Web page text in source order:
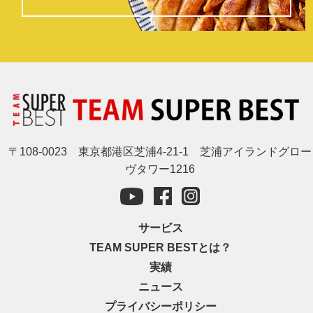
〒108-0023 東京都港区芝浦4-21-1 芝浦アイランドグロー
ヴタワー1216
サービス
TEAM SUPER BESTとは？
実績
ニュース
プライバシーポリシー